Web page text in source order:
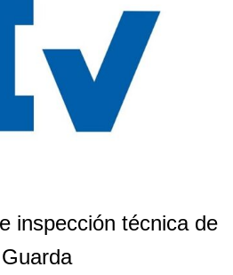
inspección técnica de